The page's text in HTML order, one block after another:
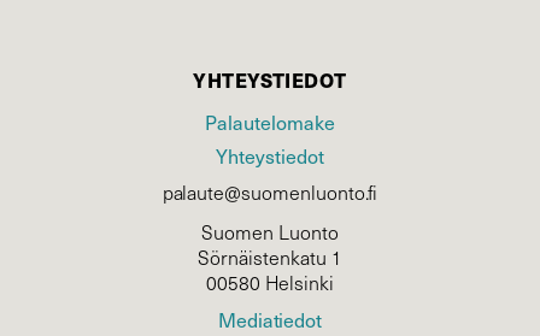
YHTEYSTIEDOT
Palautelomake
Yhteystiedot
palaute@suomenluonto.fi
Suomen Luonto
Sörnäistenkatu 1
00580 Helsinki
Mediatiedot